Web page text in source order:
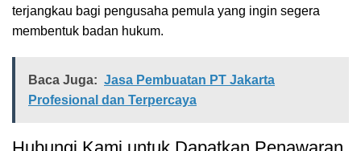
terjangkau bagi pengusaha pemula yang ingin segera
membentuk badan hukum.
Baca Juga: Jasa Pembuatan PT Jakarta
Profesional dan Terpercaya